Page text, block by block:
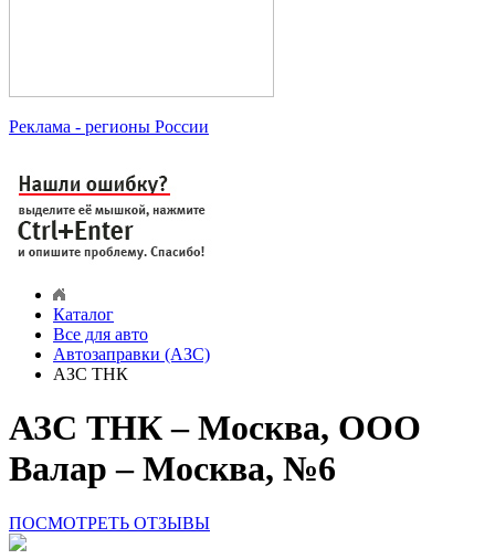
Реклама - регионы России
Каталог
Все для авто
Автозаправки (АЗС)
АЗС ТНК
АЗС ТНК – Москва, ООО
Валар – Москва, №6
ПОСМОТРЕТЬ ОТЗЫВЫ